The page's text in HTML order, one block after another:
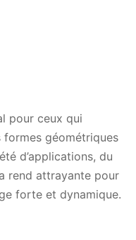
pour ceux qui
formes géométriques
d’applications, du
rend attrayante pour
forte et dynamique.